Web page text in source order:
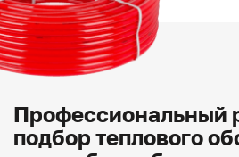
Профессиональный
подбор теплового